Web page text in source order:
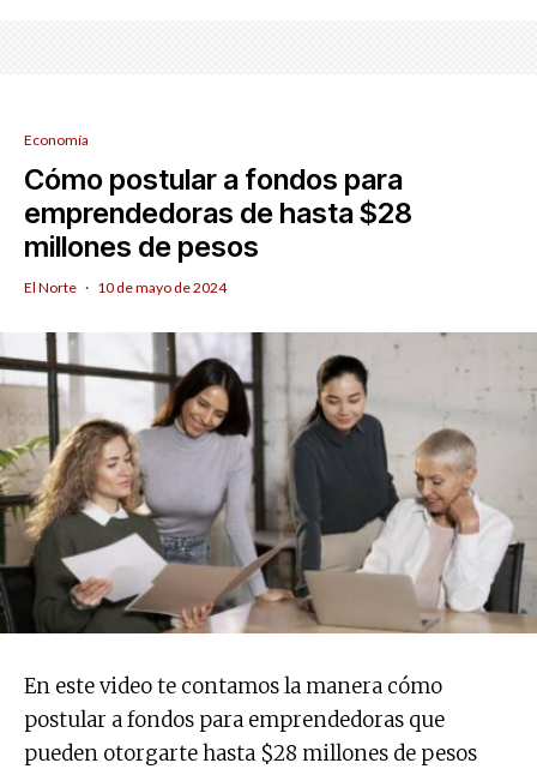
Economía
Cómo postular a fondos para
emprendedoras de hasta $28
millones de pesos
El Norte · 10 de mayo de 2024
En este video te contamos la manera cómo
postular a fondos para emprendedoras que
pueden otorgarte hasta $28 millones de pesos